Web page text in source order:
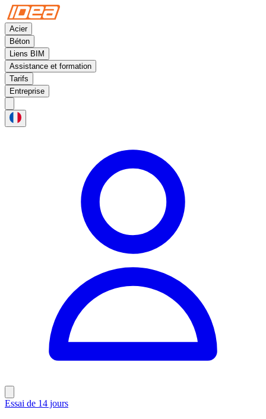
Acier
Béton
Liens BIM
Assistance et formation
Tarifs
Entreprise
Essai de 14 jours